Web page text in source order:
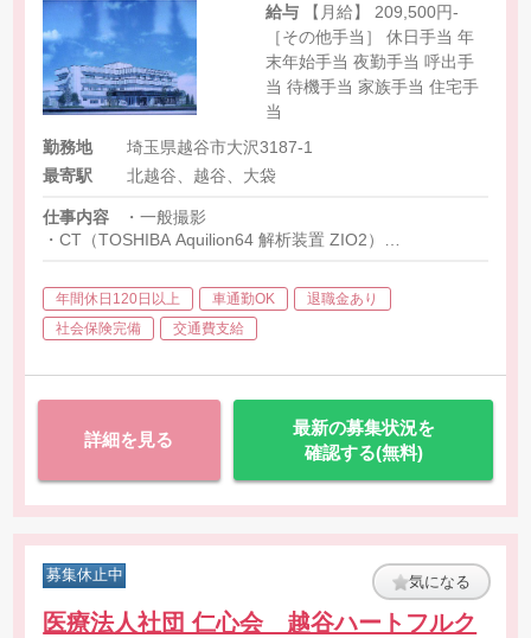
給与
［その他手当］ 休日手当 年
末年始手当 夜勤手当 呼出手
当 待機手当 家族手当 住宅手
当
勤務地
埼玉県越谷市大沢3187-1
最寄駅
北越谷、越谷、大袋
仕事内容
・一般撮影
・CT（TOSHIBA Aquilion64 解析装置 ZIO2）
・心臓カテーテル（infinix celeve-i infx-8000c）
・グル－プ内クリニックのヘルプ
年間休日120日以上 車通勤OK
退職金あり
社会保険完備
交通費支給
詳細を見る
最新の募集状況を
確認する(無料)
募集休止中 気になる
医療法人社団 仁心会 越谷ハートフルク